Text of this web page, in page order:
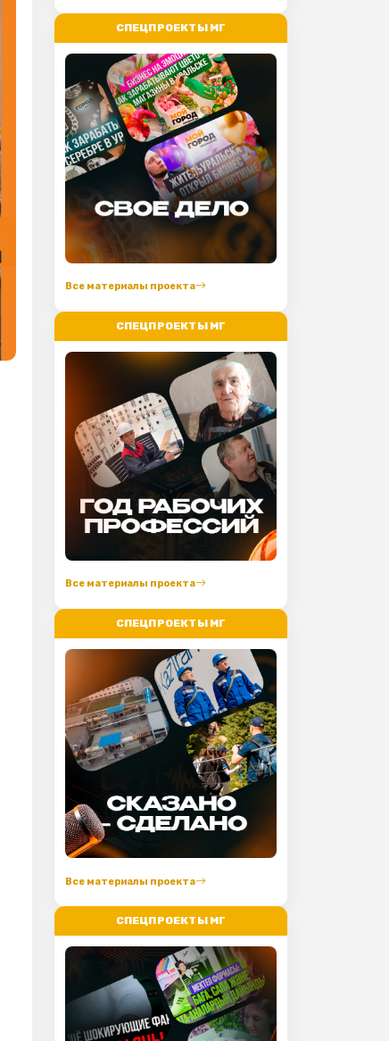
СПЕЦПРОЕКТЫ МГ
Все материалы проекта
СПЕЦПРОЕКТЫ МГ
Все материалы проекта
СПЕЦПРОЕКТЫ МГ
Все материалы проекта
СПЕЦПРОЕКТЫ МГ